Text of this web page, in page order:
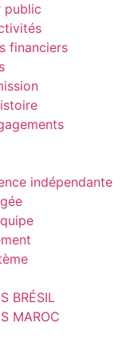
public
financiers
indépendante
BRÉSIL
MAROC